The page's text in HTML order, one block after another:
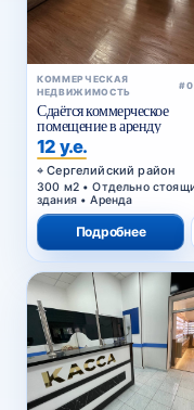
КОММЕРЧЕСКАЯ
НЕДВИЖИМОСТЬ
Сдаётся коммерческое
помещение в аренду
12 у.е.
Сергелийский район
300 м2 • Отдельно
здания • Аренда
Подробнее